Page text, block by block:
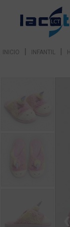
INICIO | INFANTIL |
❮